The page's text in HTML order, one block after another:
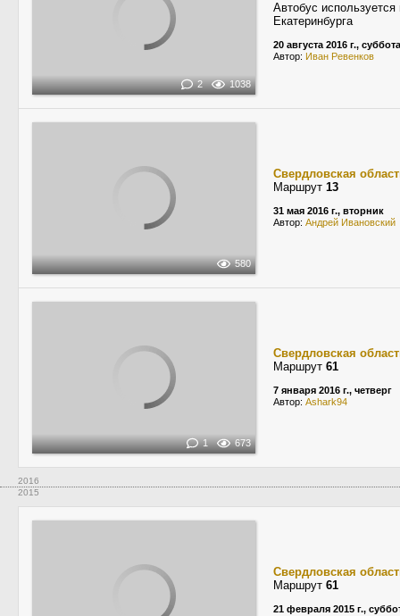
2 1038
Автобус
Екатеринбурга
20 августа 2016 г., суббота
Автор: Иван Ревенков
580
Свердловская
Маршрут 13
31 мая 2016 г., вторник
Автор: Андрей Ивановский
1 673
Свердловская
Маршрут 61
7 января 2016 г., четверг
Автор: Ashark94
2016
2015
Свердловская
Маршрут 61
21 февраля 2015 г.,